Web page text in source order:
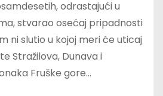
odrastajući u
stvarao osećaj pripadnosti
ni slutio u kojoj meri će uticaj
Stražilova, Dunava i
Fruške gore…